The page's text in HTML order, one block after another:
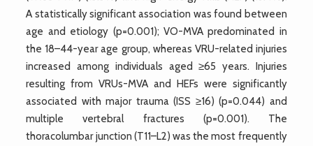
A statistically significant association was found between
age and etiology (p=0.001); VO-MVA predominated in
the 18–44-year age group, whereas VRU-related injuries
increased among individuals aged ≥65 years. Injuries
resulting from VRUs-MVA and HEFs were significantly
associated with major trauma (ISS ≥16) (p=0.044) and
multiple vertebral fractures (p=0.001). The
thoracolumbar junction (T11–L2) was the most frequently